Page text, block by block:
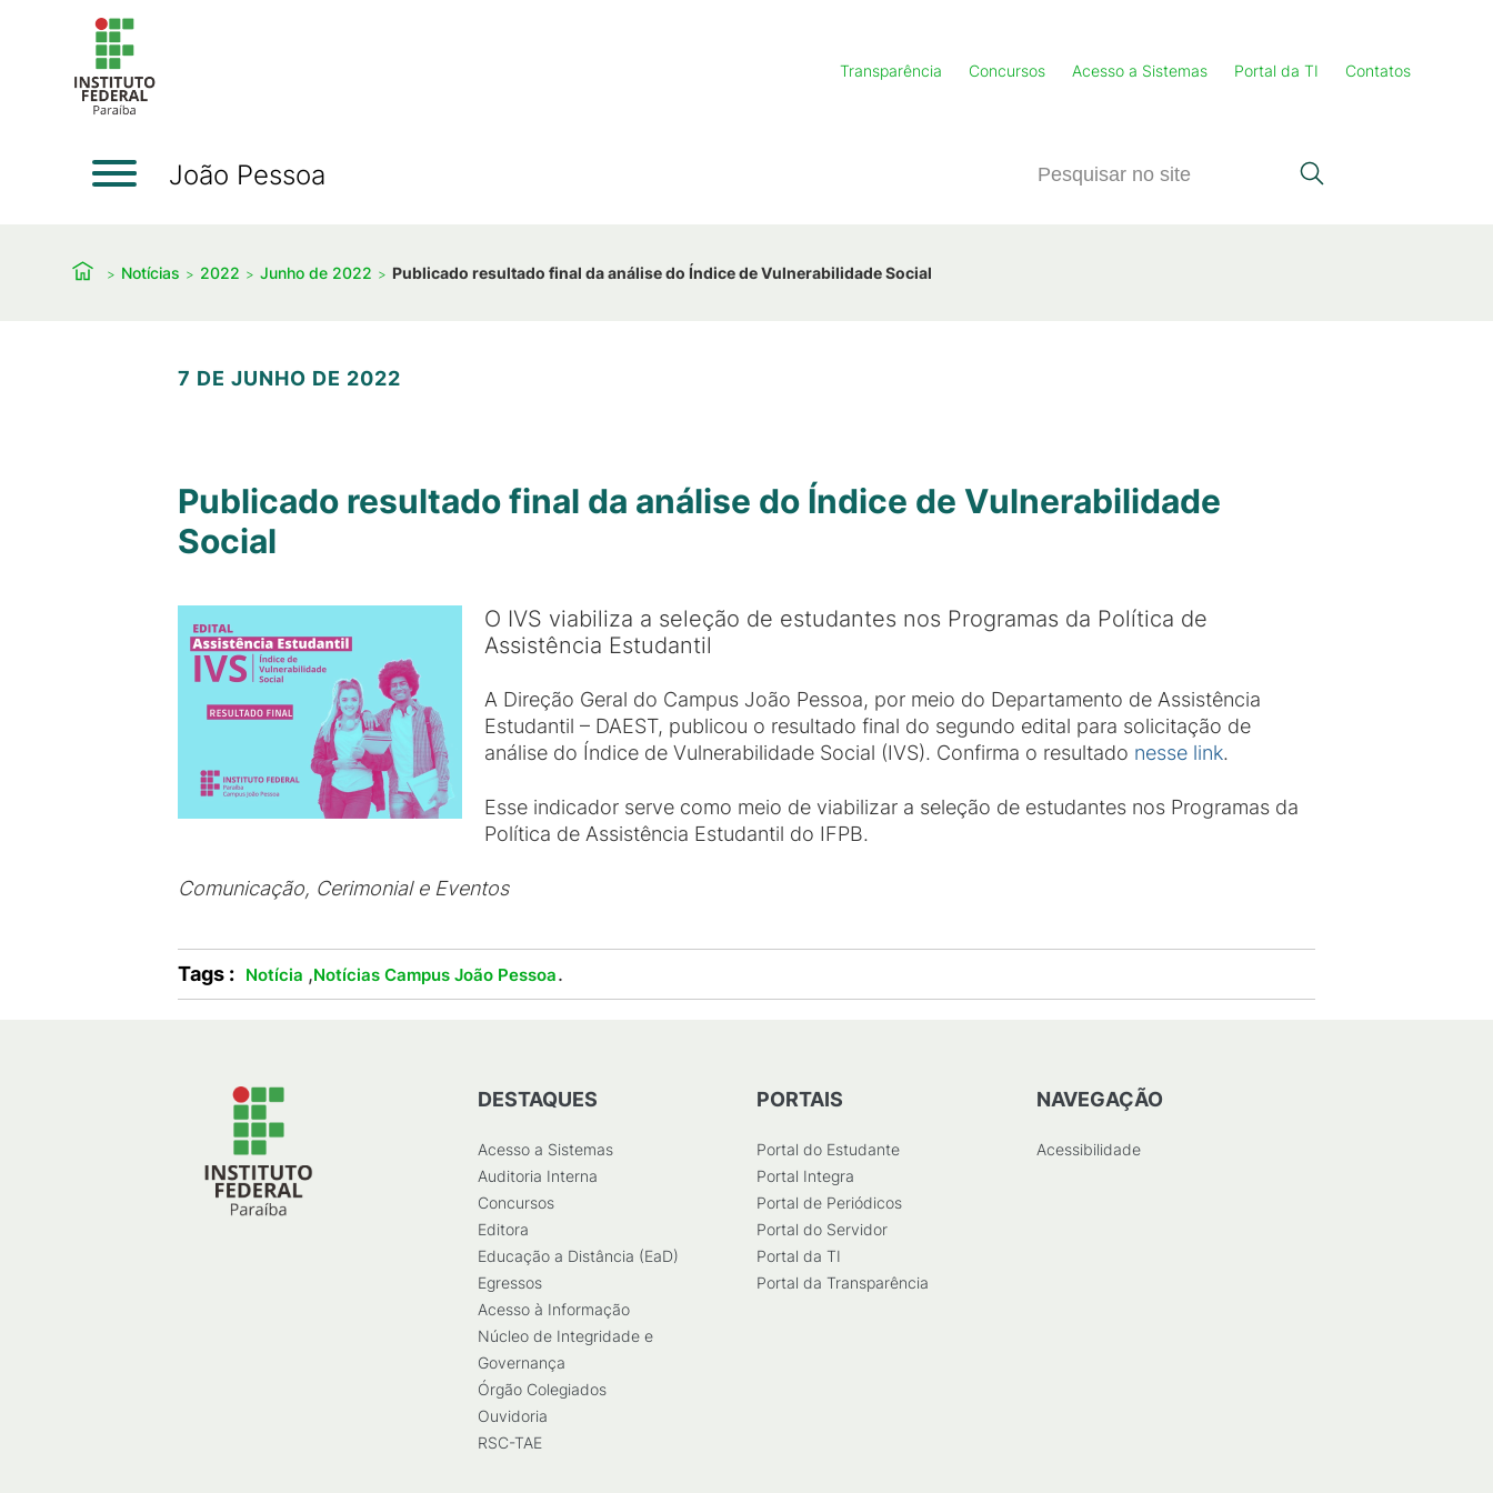
Transparência Concursos Acesso a Sistemas Portal da TI Contatos
João Pessoa
Notícias 2022 Junho de 2022 Publicado resultado final da análise do Índice de Vulnerabilidade Social
7 DE JUNHO DE 2022
Publicado resultado final da análise do Índice de Vulnerabilidade
Social
O IVS viabiliza a seleção de estudantes nos Programas da Política de
Assistência Estudantil
A Direção Geral do Campus João Pessoa, por meio do Departamento de Assistência
Estudantil – DAEST, publicou o resultado final do segundo edital para solicitação de
análise do Índice de Vulnerabilidade Social (IVS). Confirma o resultado nesse link.
Esse indicador serve como meio de viabilizar a seleção de estudantes nos Programas da
Política de Assistência Estudantil do IFPB.
Comunicação, Cerimonial e Eventos
Tags : Notícia ,Notícias Campus João Pessoa.
DESTAQUES
Acesso a Sistemas
Auditoria Interna
Concursos
Editora
Educação a Distância (EaD)
Egressos
Acesso à Informação
Núcleo de Integridade e
Governança
Órgão Colegiados
Ouvidoria
RSC-TAE
PORTAIS
Portal do Estudante
Portal Integra
Portal de Periódicos
Portal do Servidor
Portal da TI
Portal da Transparência
NAVEGAÇÃO
Acessibilidade